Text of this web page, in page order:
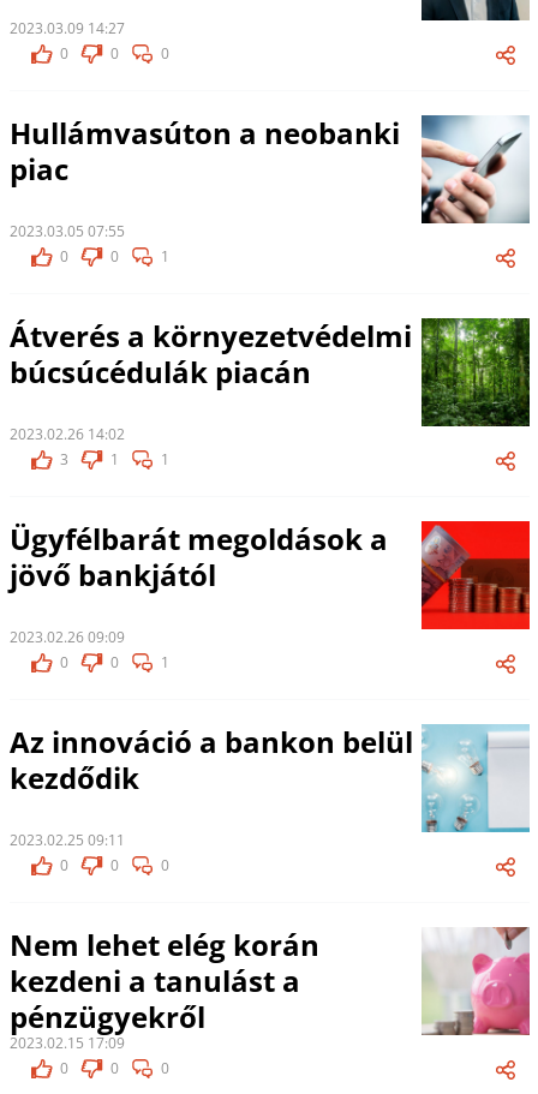
2023.03.09 14:27
0
0 0
Hullámvasúton a neobanki
piac
2023.03.05 07:55
0
0 1
Átverés a környezetvédelmi
búcsúcédulák piacán
2023.02.26 14:02
3
1 1
Ügyfélbarát megoldások a
jövő bankjától
2023.02.26 09:09
0
0 1
Az innováció a bankon belül
kezdődik
2023.02.25 09:11
0
0 0
Nem lehet elég korán
kezdeni a tanulást a
pénzügyekről
2023.02.15 17:09
0
0 0